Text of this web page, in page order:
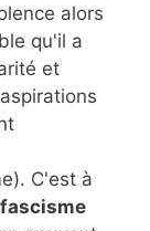
alors
qu'il a
et
C'est à
fascisme